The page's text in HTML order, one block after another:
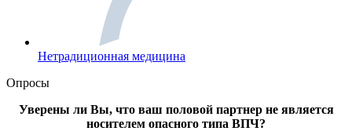
Нетрадиционная медицина
Опросы
Уверены ли Вы, что ваш половой партнер не является
носителем опасного типа ВПЧ?